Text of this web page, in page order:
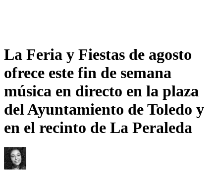
La Feria y Fiestas de agosto
ofrece este fin de semana
música en directo en la plaza
del Ayuntamiento de Toledo y
en el recinto de La Peraleda